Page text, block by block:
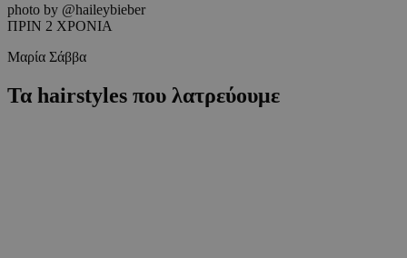
photo by @haileybieber
ΠΡΙΝ 2 ΧΡΟΝΙΑ
Μαρία Σάββα
Τα hairstyles που λατρεύουμε